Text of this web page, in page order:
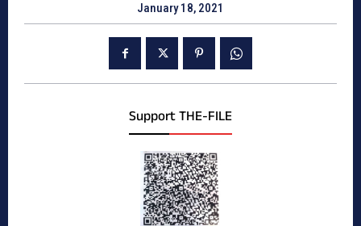
January 18, 2021
Support THE-FILE